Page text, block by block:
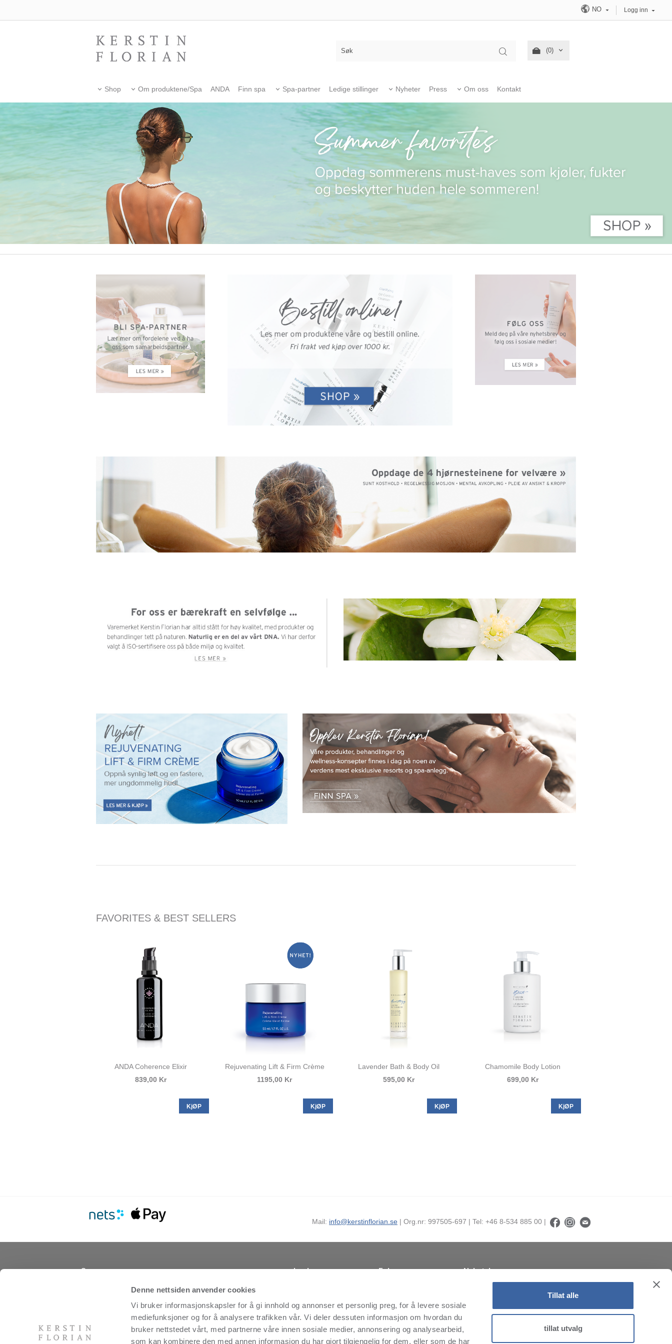
Denne nettsiden anvender cookies
Vi bruker informasjonskapsler for å gi innhold og annonser et personlig preg, for å levere sosiale
mediefunksjoner og for å analysere trafikken vår. Vi deler dessuten informasjon om hvordan du
bruker nettstedet vårt, med partnerne våre innen sosiale medier, annonsering og analysearbeid,
som kan kombinere den med annen informasjon du har gjort tilgjengelig for dem, eller som de har
Tillat alle
tillat utvalg
NO Logg inn
(0)
Shop Om produktene/Spa ANDA Finn spa Spa-partner Ledige stillinger Nyheter Press Om oss Kontakt
FAVORITES & BEST SELLERS
ANDA Coherence Elixir
839,00 Kr
KjØP
Rejuvenating Lift & Firm Crème
1195,00 Kr
KjØP
Lavender Bath & Body Oil
595,00 Kr
KjØP
Chamomile Body Lotion
699,00 Kr
KjØP
Mail: info@kerstinflorian.se | Org.nr: 997505-697 | Tel: +46 8-534 885 00 |
Om os
Vi er produsenter av produkter for kropp og ansikt, skaper
distribusjon. Selskapet ble grunnlagt i USA i 1978 av
svenskfødte Kerstin Florian og er et av de mest
velrenommerte hudpleiemerkene i spaindustrien. Det
bygger på omfattende ekspertise innen naturlige
Lenker
Virksomhetansvar
Kontakt
Personvernpolicy
Følg oss
LinkedIn
Youtube
MyNewsdesk
Nyhetsbrev
Abonner på nyhetsbrevet vårt!